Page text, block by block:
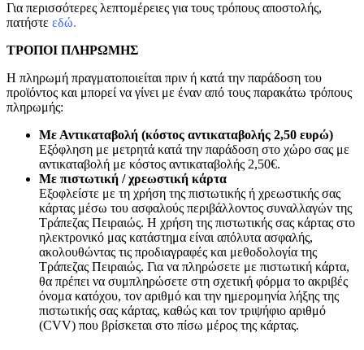
Για περισσότερες λεπτομέρειες για τους τρόπους αποστολής,
πατήστε εδώ.
ΤΡΟΠΟΙ ΠΛΗΡΩΜΗΣ
Η πληρωμή πραγματοποιείται πριν ή κατά την παράδοση του
προϊόντος και μπορεί να γίνει με έναν από τους παρακάτω τρόπους
πληρωμής:
Με Αντικαταβολή (κόστος αντικαταβολής 2,50 ευρώ)
Εξόφληση με μετρητά κατά την παράδοση στο χώρο σας με
αντικαταβολή με κόστος αντικαταβολής 2,50€.
Με πιστωτική / χρεωστική κάρτα
Εξοφλείστε με τη χρήση της πιστωτικής ή χρεωστικής σας
κάρτας μέσω του ασφαλούς περιβάλλοντος συναλλαγών της
Τράπεζας Πειραιώς. Η χρήση της πιστωτικής σας κάρτας στο
ηλεκτρονικό μας κατάστημα είναι απόλυτα ασφαλής,
ακολουθώντας τις προδιαγραφές και μεθοδολογία της
Τράπεζας Πειραιώς. Για να πληρώσετε με πιστωτική κάρτα,
θα πρέπει να συμπληρώσετε στη σχετική φόρμα το ακριβές
όνομα κατόχου, τον αριθμό και την ημερομηνία λήξης της
πιστωτικής σας κάρτας, καθώς και τον τριψήφιο αριθμό
(CVV) που βρίσκεται στο πίσω μέρος της κάρτας.